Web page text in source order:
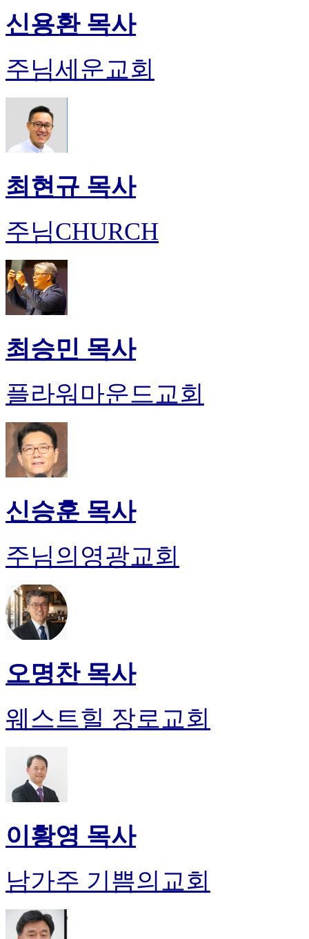
신용환 목사
주님세운교회
최현규 목사
주님CHURCH
최승민 목사
플라워마운드교회
신승훈 목사
주님의영광교회
오명찬 목사
웨스트힐 장로교회
이황영 목사
남가주 기쁨의교회